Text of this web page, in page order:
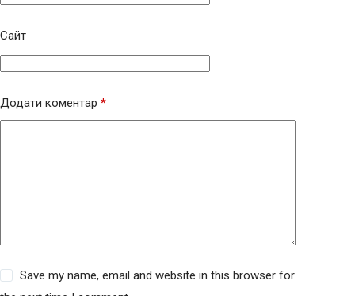
Сайт
Додати коментар *
Save my name, email and website in this browser for